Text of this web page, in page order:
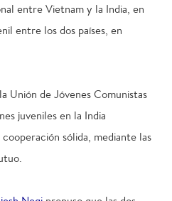
entre Vietnam y la India, en
entre los dos países, en
Unión de Jóvenes Comunistas
juveniles en la India
sólida, mediante las